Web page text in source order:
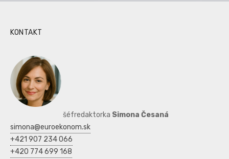
KONTAKT
šéfredaktorka Simona Česaná
simona@euroekonom.sk
+421 907 234 066
+420 774 699 168